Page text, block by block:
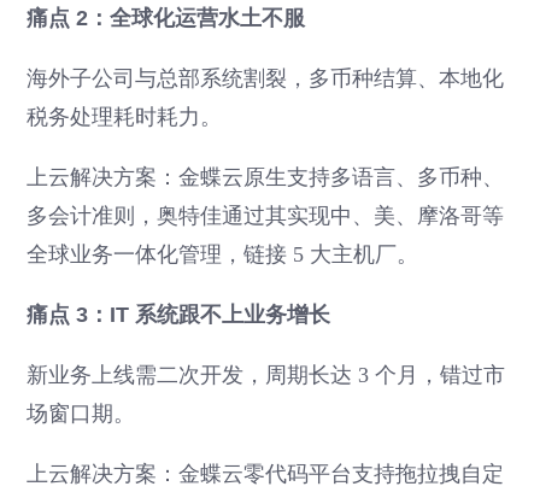
痛点 2：全球化运营水土不服
海外子公司与总部系统割裂，多币种结算、本地化
税务处理耗时耗力。
上云解决方案：金蝶云原生支持多语言、多币种、
多会计准则，奥特佳通过其实现中、美、摩洛哥等
全球业务一体化管理，链接 5 大主机厂。
痛点 3：IT 系统跟不上业务增长
新业务上线需二次开发，周期长达 3 个月，错过市
场窗口期。
上云解决方案：金蝶云零代码平台支持拖拉拽自定